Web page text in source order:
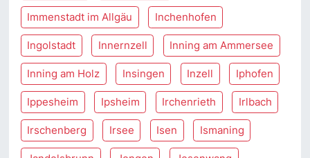
Immenstadt im Allgäu Inchenhofen
Ingolstadt Innernzell Inning am Ammersee
Inning am Holz Insingen Inzell Iphofen
Ippesheim Ipsheim Irchenrieth Irlbach
Irschenberg Irsee Isen Ismaning